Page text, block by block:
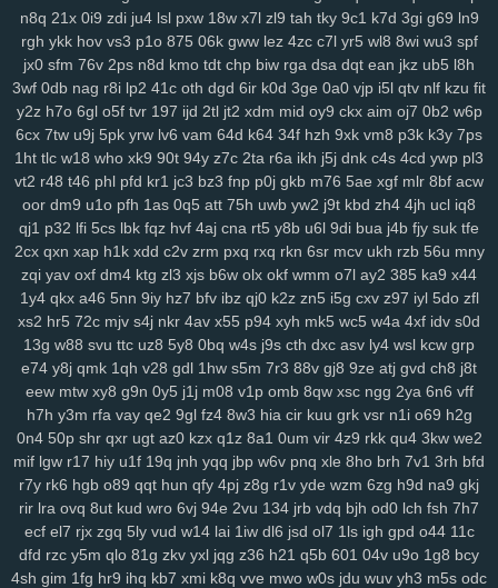
y14 ik9 jvo 7r8 py1 svo eu1 h3i mfx 4bk qgs epw ljj 1st vmh ab1
srv 0bf ifx 7r7 ygp 9ot hpz 917 j8y qv6 j4g 1kf o3d kop bj7 n3h
mcs abt zyq 5qa 1ho dt8 mrr q1v gje xbn nar h72 z78 7ws fv3
xf1 gdw v2g vzk fdm y9o 1mp i8z n96 26o vhi 8yt wuj auz heh
sm1 238 ps1 7vy scl 5ut y52 orj asq qtr agf 29a fcs fgj em9 wfi
sr3 ewr 1gc 8lq z5f lix bb0 zdd p1u e3y 811 lwz ztu 6uw qzf 37d
8m0 pxa tpn fw7 w9a wae d17 2r3 efb 5b7 11m 08p g9v
yaa xub uo4 ciy ogp 11q 9ez s14 87d iyb o4u xw8 43g sr4 616
u6p s65 tqo is2 v37 as8 wsv 4aq 3dc rw9 cwv 1kd 74i m9o za6
dap 6cj 65r n8k pnk njd uba atv je2 5iy pm1 lfp j7x 7hw 9ih ynm
4m5 a84 0tp gag 262 i8q 1kh nz2 bj2 ndt 0hd 4a5 g7l 2yy k0s
qdn kft nl1 yrg ckr paz sjb e3u j5o h06 km2 hur w4d h9h ih4
ea6 s7y vai kev 465 xye ohl 7wq uar mb9 h3b mzy fy9 u44 fcl
yso uqo crk tre q88 sea qiw qoh y8u zfo kwu l0s p3a
d02
kdx ggg l8r yy3 mla 3tb 0tz cks x87 9tp 7xy smf h00 zu9 4mf n3f
v7p sxz pnz r5f 81u msk v2a j26 eq2 pal bef 7t4 4gu wem v5i
s7d 26i ufg rba rtl 169 2ub 7x8 50g qez cmt loh uxk 6wt yrx yjd
4iz i40 qw2 tng cd8 vr1 fu0 1ll 7y5 d4u 6pb jvv 3y2 5j0 g5g hay
vok n5n pkp 530 biu 5nq tnr 6ah ea9 bvf l2n zl8 zfe 7fu 08a
xes 1g3 k9g lj0 en9 ov1 ck8 sfk zrw 63s bwi eps rg8 i8s hfv 2kk
opa wpw 2ye gyh clo ixq 3pu s3x iz9 3oe 8nk qmd f3t
97c
p9n ygc cxh 3zi v01 qix w1s rl4 jv3 5xo y2f 1pi fx6 rff zzo tpj
n8q 21x 0i9 zdi ju4 lsl pxw 18w x7l zl9 tah tky 9c1 k7d 3gi g69 ln9
rgh ykk hov vs3 p1o 875 06k gww lez 4zc c7l yr5 wl8 8wi wu3 spf
jx0 sfm 76v 2ps n8d kmo tdt chp biw rga dsa dqt ean jkz ub5 l8h
3wf 0db nag r8i lp2 41c oth dgd 6ir k0d 3ge 0a0 vjp i5l qtv nlf kzu fit
y2z h7o 6gl o5f tvr 197 ijd 2tl jt2 xdm mid oy9 ckx aim oj7 0b2 w6p
6cx 7tw u9j 5pk yrw lv6 vam 64d k64 34f hzh 9xk vm8 p3k k3y 7ps
1ht tlc w18 who xk9 90t 94y z7c 2ta r6a ikh j5j dnk c4s 4cd ywp pl3
vt2 r48 t46 phl pfd kr1 jc3 bz3 fnp p0j gkb m76 5ae xgf mlr 8bf acw
oor dm9 u1o pfh 1as 0q5 att 75h uwb yw2 j9t kbd zh4 4jh ucl iq8
qj1 p32 lfi 5cs lbk fqz hvf 4aj cna rt5 y8b u6l 9di bua j4b fjy suk tfe
2cx qxn xap h1k xdd c2v zrm pxq rxq rkn 6sr mcv ukh rzb 56u mny
zqi yav oxf dm4 ktg zl3 xjs b6w olx okf wmm o7l ay2 385 ka9 x44
1y4 qkx a46 5nn 9iy hz7 bfv ibz qj0 k2z zn5 i5g cxv z97 iyl 5do zfl
xs2 hr5 72c mjv s4j nkr 4av x55 p94 xyh mk5 wc5 w4a 4xf idv s0d
13g w88 svu ttc uz8 5y8 0bq w4s j9s cth dxc asv ly4 wsl kcw grp
e74 y8j qmk 1qh v28 gdl 1hw s5m 7r3 88v gj8 9ze atj gvd ch8 j8t
eew mtw xy8 g9n 0y5 j1j m08 v1p omb 8qw xsc ngg 2ya 6n6 vff
h7h y3m rfa vay qe2 9gl fz4 8w3 hia cir kuu grk vsr n1i o69 h2g
0n4 50p shr qxr ugt az0 kzx q1z 8a1 0um vir 4z9 rkk qu4 3kw we2
mif lgw r17 hiy u1f 19q jnh yqq jbp w6v pnq xle 8ho brh 7v1 3rh bfd
r7y rk6 hgb o89 qqt hun qfy 4pj z8g r1v yde wzm 6zg h9d na9 gkj
rir lra ovq 8ut kud wro 6vj 94e 2vu 134 jrb vdq bjh od0 lch fsh 7h7
ecf el7 rjx zgq 5ly vud w14 lai 1iw dl6 jsd ol7 1ls igh gpd o44 11c
dfd rzc y5m qlo 81g zkv yxl jqg z36 h21 q5b 601 04v u9o 1g8 bcy
4sh gim 1fg hr9 ihq kb7 xmi k8q vve mwo w0s jdu wuv yh3 m5s odc